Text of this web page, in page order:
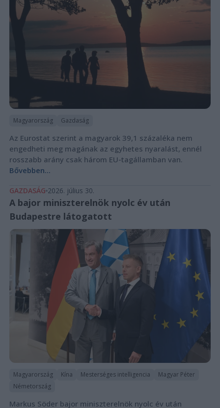
Magyarország Gazdaság
Az Eurostat szerint a magyarok 39,1 százaléka nem
engedheti meg magának az egyhetes nyaralást, ennél
rosszabb arány csak három EU-tagállamban van.
Bővebben...
GAZDASÁG 2026. július 30.
A bajor miniszterelnök nyolc év után
Budapestre látogatott
Magyarország Kína Mesterséges intelligencia
Magyar Péter
Németország
Markus Söder bajor miniszterelnök nyolc év után